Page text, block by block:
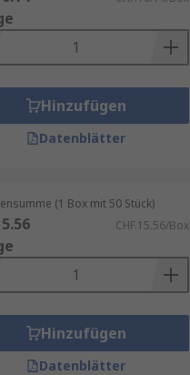
sich Edelstahl wegen der
Hinzufügen
Datenblätter
(1 Box mit 50 Stück)
CHF.15.56/Box
Hinzufügen
Datenblätter